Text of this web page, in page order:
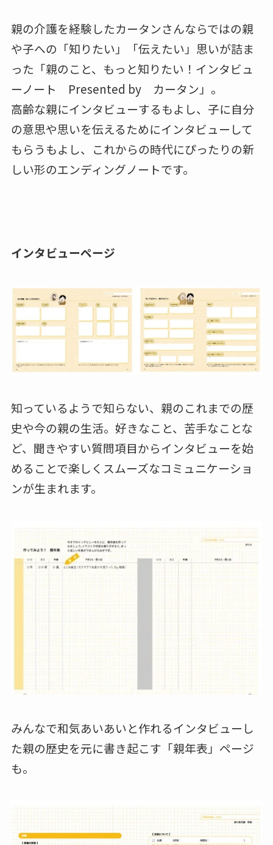
親の介護を経験したカータンさんならではの親
や子への「知りたい」「伝えたい」思いが詰ま
った「親のこと、もっと知りたい！インタビュ
ーノート Presented by カータン」。
高齢な親にインタビューするもよし、子に自分
の意思や思いを伝えるためにインタビューして
もらうもよし、これからの時代にぴったりの新
しい形のエンディングノートです。
インタビューページ
知っているようで知らない、親のこれまでの歴
史や今の親の生活。好きなこと、苦手なことな
ど、聞きやすい質問項目からインタビューを始
めることで楽しくスムーズなコミュニケーショ
ンが生まれます。
みんなで和気あいあいと作れるインタビューし
た親の歴史を元に書き起こす「親年表」ページ
も。